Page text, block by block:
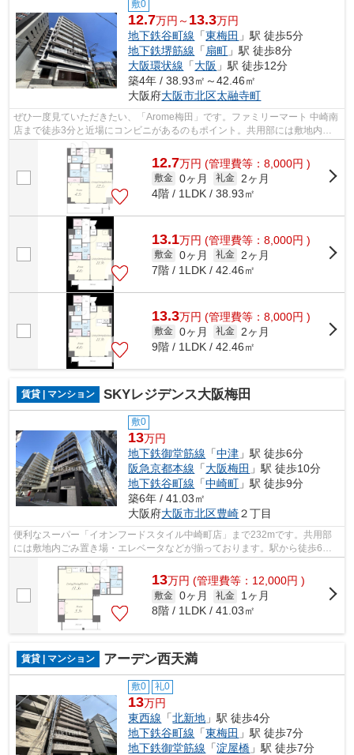
敷0
12.7万円～ 13.3万円
地下鉄谷町線 「東梅田 」駅 徒歩5分
地下鉄堺筋線 「 扇町 」駅 徒歩8分
大阪環状線 「大阪 」駅 徒歩12分
築4年 / 38.93㎡～42.46㎡
大阪府大阪市北区太融寺町
ぜひ一度見ていただきたい、「Arome梅田」です。ファミリーマート 中崎南
店まで徒歩3分と近場にコンビニがあるのもポイント。共用部には敷地内ご
12.7万円 (管理費等：8,000円 )
敷金 0ヶ月 礼金
2ヶ月
4階 / 1LDK / 38.93㎡
13.1万円 (管理費等：8,000円 )
敷金 0ヶ月 礼金
2ヶ月
7階 / 1LDK / 42.46㎡
13.3万円 (管理費等：8,000円 )
敷金 0ヶ月 礼金
2ヶ月
9階 / 1LDK / 42.46㎡
賃貸 | マンション SKYレジデンス大阪梅田
敷0
13万円
地下鉄御堂筋線 「中津 」駅 徒歩6分
阪急京都本線 「大阪梅田 」駅 徒歩10分
地下鉄谷町線 「中崎町 」駅 徒歩9分
築6年 / 41.03㎡
大阪府大阪市北区豊崎２丁目
便利なスーパー「イオンフードスタイル中崎町店」まで232mです。共用部
には敷地内ごみ置き場・エレベータなどが揃っております。駅から徒歩6分
に立地する、魅力的な駅近物件です。眺望...
13万円 (管理費等：12,000円 )
敷金 0ヶ月 礼金
1ヶ月
8階 / 1LDK / 41.03㎡
賃貸 | マンション アーデン西天満
敷0 礼0
13万円
東西線 「北新地 」駅 徒歩4分
地下鉄谷町線 「東梅田 」駅 徒歩7分
地下鉄御堂筋線 「淀屋橋 」駅 徒歩7分